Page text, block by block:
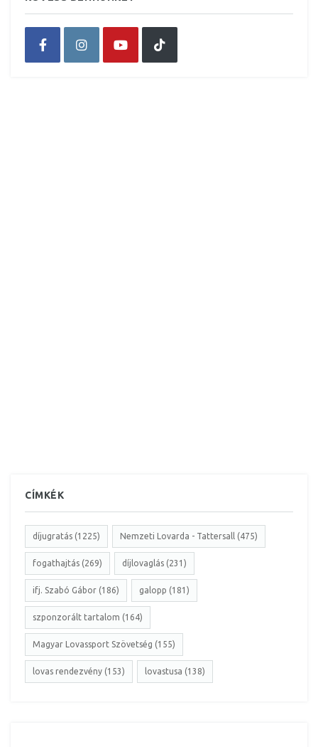
CÍMKÉK
díjugratás (1225) Nemzeti Lovarda - Tattersall (475)
fogathajtás (269) díjlovaglás (231)
ifj. Szabó Gábor (186) galopp (181)
szponzorált tartalom (164)
Magyar Lovassport Szövetség (155)
lovas rendezvény (153) lovastusa (138)